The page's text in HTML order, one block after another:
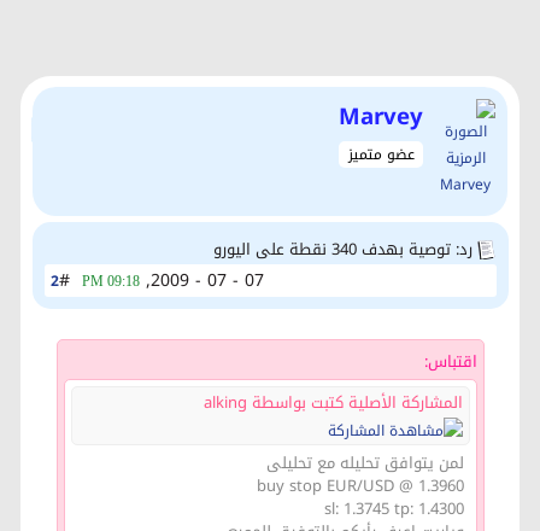
Marvey
عضو متميز
رد: توصية بهدف 340 نقطة على اليورو
2# 07 - 07 - 2009,
09:18 PM
اقتباس:
المشاركة الأصلية كتبت بواسطة alking
لمن يتوافق تحليله مع تحليلى
buy stop EUR/USD @ 1.3960
sl: 1.3745 tp: 1.4300